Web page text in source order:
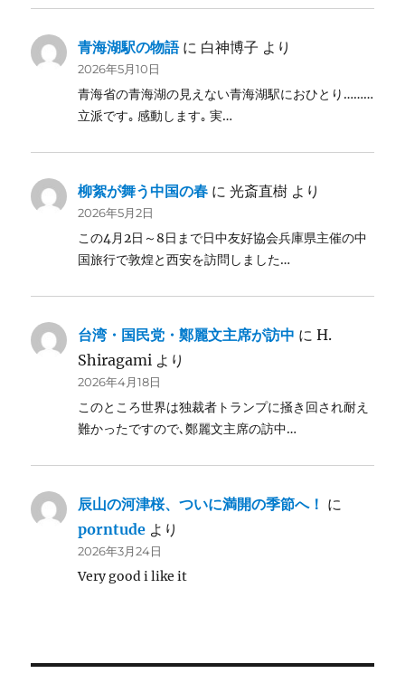
青海湖駅の物語に 白神博子 より
2026年5月10日
青海省の青海湖の見えない青海湖駅におひとり………
立派です｡ 感動します｡ 実…
柳絮が舞う中国の春 に光斎直樹 より
2026年5月2日
この4月2日～8日まで日中友好協会兵庫県主催の中
国旅行で敦煌と西安を訪問しました…
台湾・国民党・鄭麗文主席が訪中 にH.
Shiragami より
2026年4月18日
このところ世界は独裁者トランプに掻き回され耐え
難かったですので､鄭麗文主席の訪中…
辰山の河津桜、ついに満開の季節へ！ に
porntude より
2026年3月24日
Very good i like it